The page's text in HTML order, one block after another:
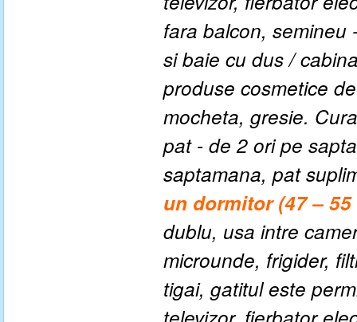
fara balcon, semineu
si baie cu dus /
produse cosmetice
mocheta, gresie.
pat - de 2 ori pe
saptamana, pat
un dormitor (47 –
dublu, usa intre
microunde, frigider,
tigai, gatitul este